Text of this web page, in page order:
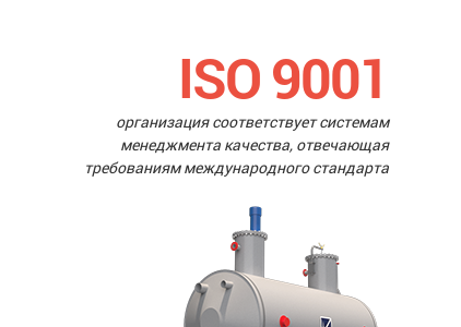
ISO 9001
организация соответствует системам
менеджмента качества, отвечающая
требованиям международного стандарта